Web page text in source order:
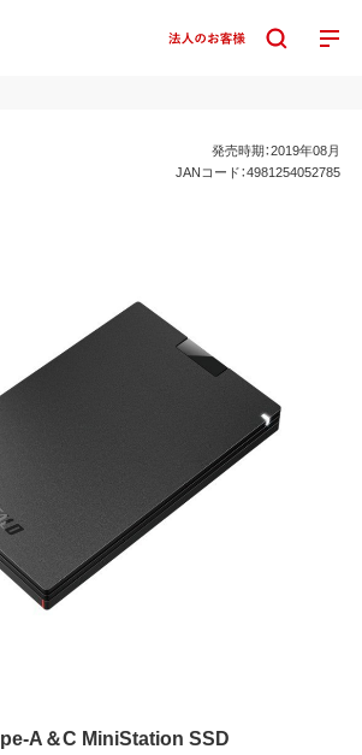
発売時期：2019年08月
JANコード：4981254052785
A＆C MiniStation SSD